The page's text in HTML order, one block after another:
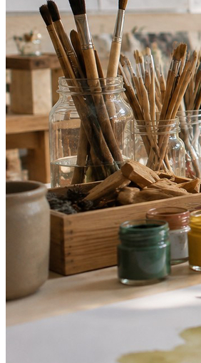
Athletico-PR